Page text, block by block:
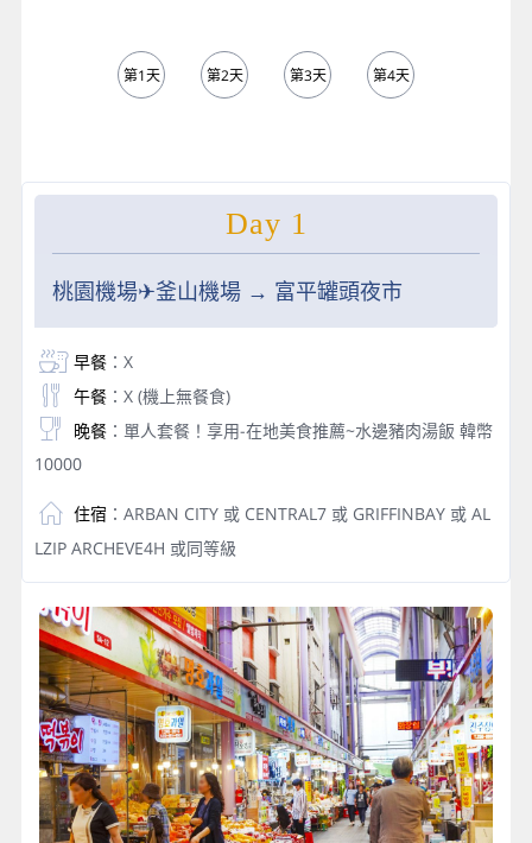
第1天 第2天 第3天 第4天
Day 1
桃園機場✈︎釜山機場 → 富平罐頭夜市
早餐：X
午餐：X (機上無餐食)
晚餐：單人套餐！享用-在地美食推薦~水邊豬肉湯飯 韓幣
10000
住宿 ：ARBAN CITY 或 CENTRAL7 或 GRIFFINBAY 或 AL
LZIP ARCHEVE4H 或同等級